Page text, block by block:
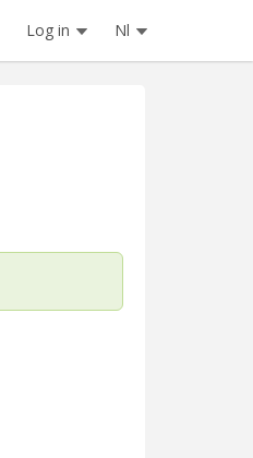
Log in Nl